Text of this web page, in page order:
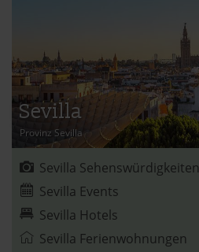
Sevilla
Provinz Sevilla
Sevilla Sehenswürdigkeiten
Sevilla Events
Sevilla Hotels
Sevilla Ferienwohnungen